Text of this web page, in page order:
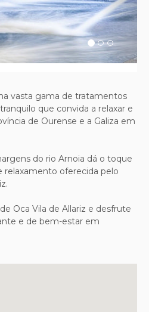
Next
vasta gama de tratamentos
que convida a relaxar e
de Ourense e a Galiza em
do rio Arnoia dá o toque
relaxamento oferecida pelo
Oca Vila de Allariz e desfrute
e de bem-estar em